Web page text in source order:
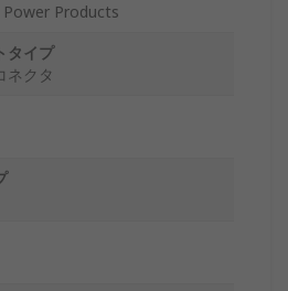
Products
タイプ
ネクタ